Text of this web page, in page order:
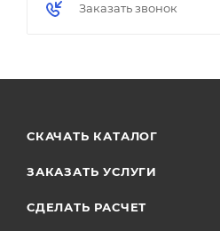
Заказать звонок
СКАЧАТЬ КАТАЛОГ
ЗАКАЗАТЬ УСЛУГИ
СДЕЛАТЬ РАСЧЕТ